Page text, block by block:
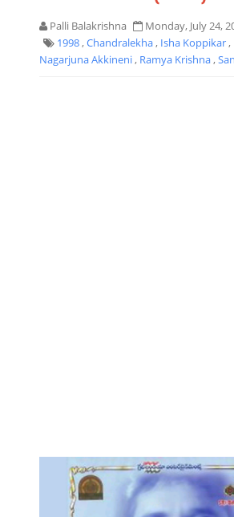
Palli Balakrishna
Monday, July 24,
1998,Chandralekha, Isha Koppikar,
Nagarjuna Akkineni, Ramya Krishna,